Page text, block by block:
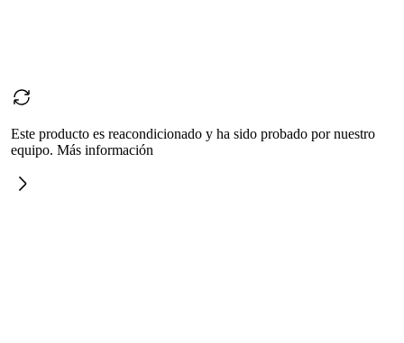
Este producto es reacondicionado y ha sido probado por nuestro
equipo. Más información